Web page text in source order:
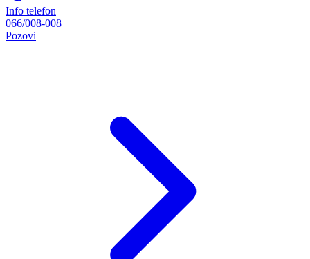
Info telefon
066/008-008
Pozovi